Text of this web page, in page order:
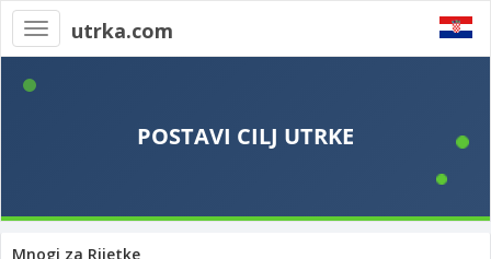
Toggle
navigation
utrka.com
Mnogi za Rijetke